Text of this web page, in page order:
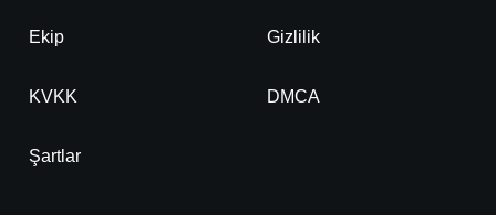
Ekip Gizlilik
KVKK DMCA
Şartlar